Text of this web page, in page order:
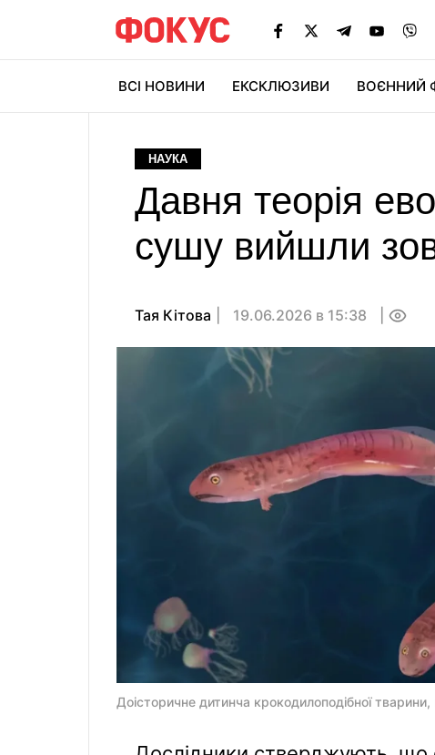
ВСІ НОВИНИ ЕКСКЛЮЗИВИ ВОЄННИЙ
НАУКА
Давня теорія
сушу вийшли
Тая Кітова 19.06.2026 в 15:38
Доісторичне дитинча крокодилоподібної